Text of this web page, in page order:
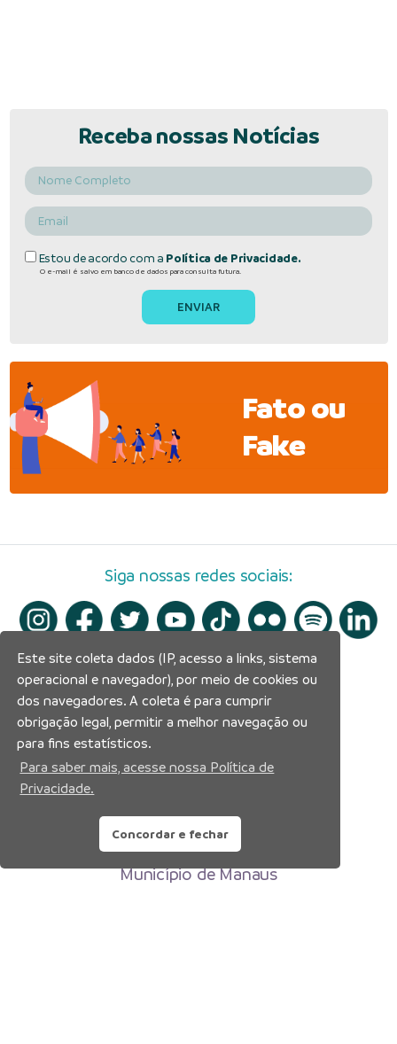
Receba nossas Notícias
Estou de acordo com a Política de Privacidade.
O e-mail é salvo em banco de dados para consulta futura.
Fato ou
Fake
Siga nossas redes sociais:
Prefeitura Municipal de Manaus
Município de Manaus
Este site coleta dados (IP, acesso a links, sistema
operacional e navegador), por meio de cookies ou
dos navegadores. A coleta é para cumprir
obrigação legal, permitir a melhor navegação ou
para fins estatísticos.
Para saber mais, acesse nossa Política de
Privacidade.
Concordar e fechar